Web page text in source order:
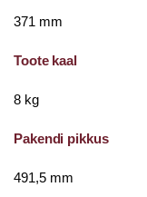
371 mm
Toote kaal
8 kg
Pakendi pikkus
491,5 mm